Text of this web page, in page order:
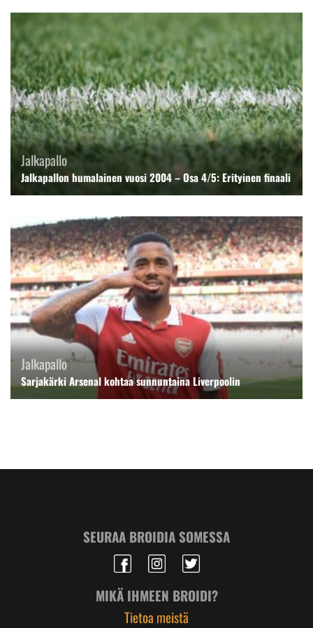
Jalkapallo
Jalkapallon humalainen vuosi 2004 – Osa 4/5: Erityinen finaali
Jalkapallo
Sarjakärki Arsenal kohtaa sunnuntaina Liverpoolin
SEURAA BROIDIA SOMESSA
MIKÄ IHMEEN BROIDI?
Tietoa meistä